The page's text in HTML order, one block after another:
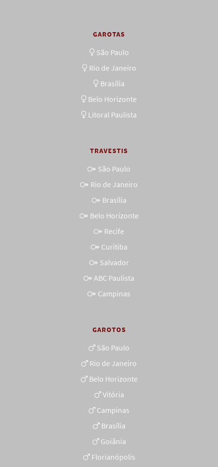
GAROTAS
São Paulo
Rio de Janeiro
Brasília
Belo Horizonte
Litoral Paulista
TRAVESTIS
São Paulo
Rio de Janeiro
Brasília
Belo Horizonte
Recife
Curitiba
Salvador
ABC Paulista
Campinas
GAROTOS
São Paulo
Rio de Janeiro
Belo Horizonte
Vitória
Campinas
Brasília
Goiânia
Florianópolis